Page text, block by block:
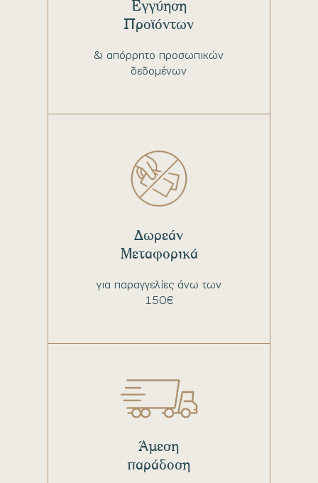
& απόρρητο προσωπικών
δεδομένων
Εγγύηση
Προϊόντων
για παραγγελίες άνω των
150€
Δωρεάν
Μεταφορικά
Άμεση
παράδοση